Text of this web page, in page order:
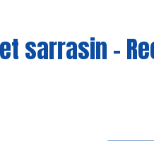
sarrasin -